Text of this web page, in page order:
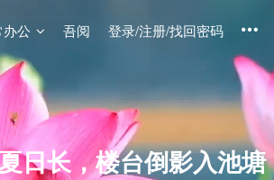
办公 吾阅 登录/注册/找回密码
日长，楼台倒影入池塘